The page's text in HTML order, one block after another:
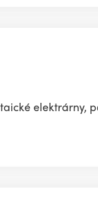
elektrárny,